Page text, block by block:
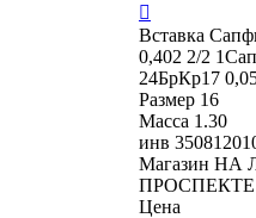

Вставка
0,402 2/2
24БрКр17
Размер 16
Масса 1.30
инв
Магазин НА
ПРОСПЕКТЕ
Цена